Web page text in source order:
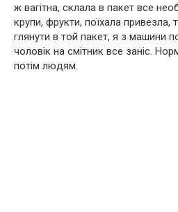
ж вагітна, склала в пакет все
крупи, фрукти, поїхала привезла,
глянути в той пакет, я з машини
чоловік на смітник все заніс.
потім людям.